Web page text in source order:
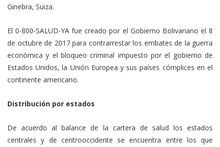
Ginebra, Suiza.
El 0-800-SALUD-YA fue creado por el Gobierno Bolivariano el 8
de octubre de 2017 para contrarrestar los embates de la guerra
económica y el bloqueo criminal impuesto por el gobierno de
Estados Unidos, la Unión Europea y sus países cómplices en el
continente americano.
Distribución por estados
De acuerdo al balance de la cartera de salud los estados
centrales y de centrooccidente se encuentra entre los que